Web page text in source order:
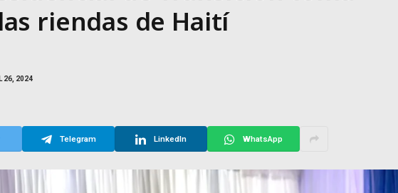
riendas de Haití
26, 2024
Telegram LinkedIn WhatsApp